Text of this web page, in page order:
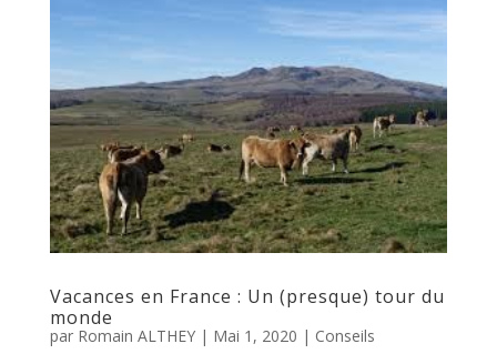
Vacances en France : Un (presque) tour du
monde
par Romain ALTHEY| Mai 1, 2020 | Conseils